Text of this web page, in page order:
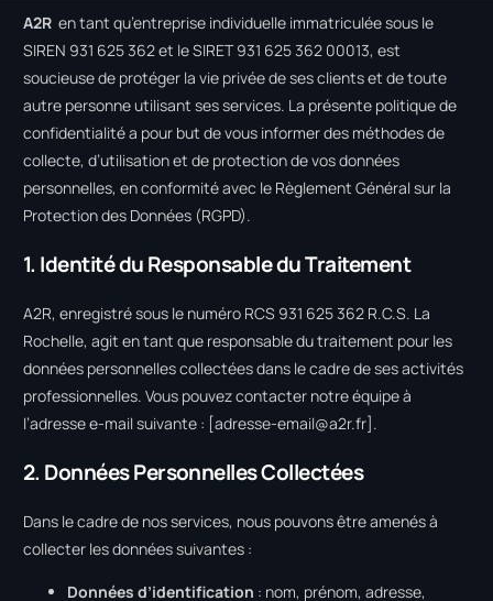
A2Ren tant qu’entreprise individuelle immatriculée sous le
SIREN 931 625 362 et le SIRET 931 625 362 00013, est
soucieuse de protéger la vie privée de ses clients et de toute
autre personne utilisant ses services. La présente politique de
confidentialité a pour but de vous informer des méthodes de
collecte, d’utilisation et de protection de vos données
personnelles, en conformité avec le Règlement Général sur la
Protection des Données (RGPD).
1. Identité du Responsable du Traitement
A2R, enregistré sous le numéro RCS 931 625 362 R.C.S. La
Rochelle, agit en tant que responsable du traitement pour les
données personnelles collectées dans le cadre de ses activités
professionnelles. Vous pouvez contacter notre équipe à
l’adresse e-mail suivante : [adresse-email@a2r.fr].
2. Données Personnelles Collectées
Dans le cadre de nos services, nous pouvons être amenés à
collecter les données suivantes :
Données d’identification : nom, prénom, adresse,